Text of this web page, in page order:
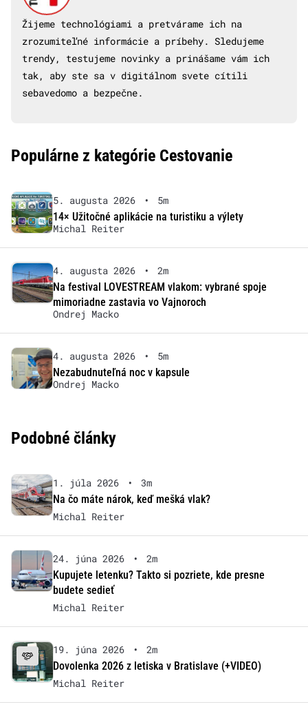
Žijeme technológiami a pretvárame ich na
zrozumiteľné informácie a príbehy. Sledujeme
trendy, testujeme novinky a prinášame vám ich
tak, aby ste sa v digitálnom svete cítili
sebavedomo a bezpečne.
Populárne z kategórie Cestovanie
5. augusta 2026 •
5m
14× Užitočné aplikácie na turistiku a výlety
Michal Reiter
4. augusta 2026 •
2m
Na festival LOVESTREAM vlakom: vybrané spoje
mimoriadne zastavia vo Vajnoroch
Ondrej Macko
4. augusta 2026 •
5m
Nezabudnuteľná noc v kapsule
Ondrej Macko
Podobné články
1. júla 2026 •
3m
Na čo máte nárok, keď mešká vlak?
Michal Reiter
24. júna 2026 •
2m
Kupujete letenku? Takto si pozriete, kde presne
budete sedieť
Michal Reiter
19. júna 2026 •
2m
Dovolenka 2026 z letiska v Bratislave (+VIDEO)
Michal Reiter